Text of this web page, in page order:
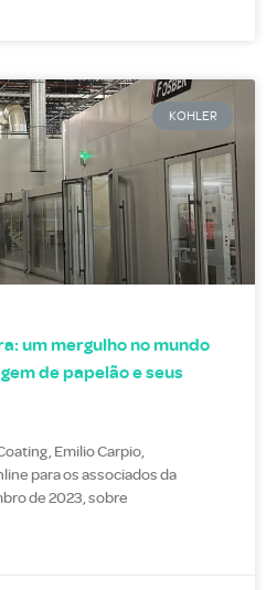
KOHLER
um mergulho no mundo
de papelão e seus
Emilio Carpio,
para os associados da
de 2023, sobre